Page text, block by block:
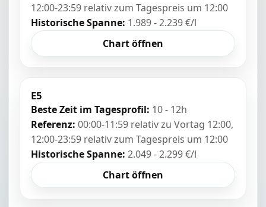
12:00-23:59 relativ zum Tagespreis um 12:00
Historische Spanne: 1.989 - 2.239 €/l
Chart öffnen
E5
Beste Zeit im Tagesprofil: 10 - 12h
Referenz: 00:00-11:59 relativ zu Vortag 12:00,
12:00-23:59 relativ zum Tagespreis um 12:00
Historische Spanne: 2.049 - 2.299 €/l
Chart öffnen